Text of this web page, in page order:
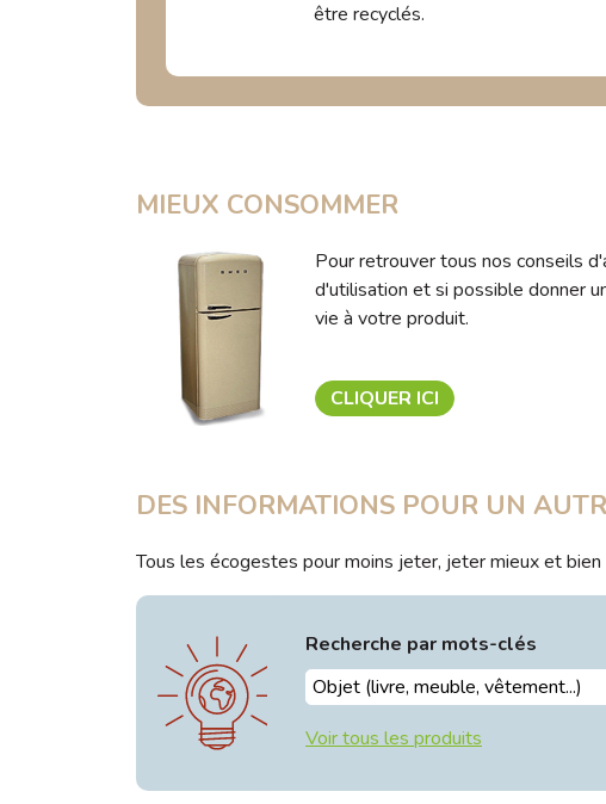
être recyclés.
MIEUX CONSOMMER
Pour retrouver tous nos conseils
d'utilisation et si possible donner
vie à votre produit.
CLIQUER ICI
DES INFORMATIONS POUR UN
Tous les écogestes pour moins jeter, jeter mieux et
Recherche par mots-clés
Voir tous les produits